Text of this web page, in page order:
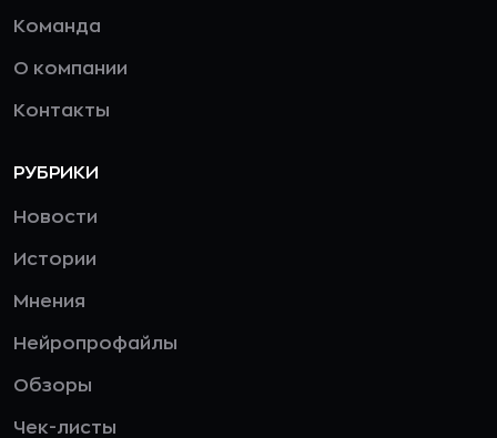
Команда
О компании
Контакты
РУБРИКИ
Новости
Истории
Мнения
Нейропрофайлы
Обзоры
Чек-листы